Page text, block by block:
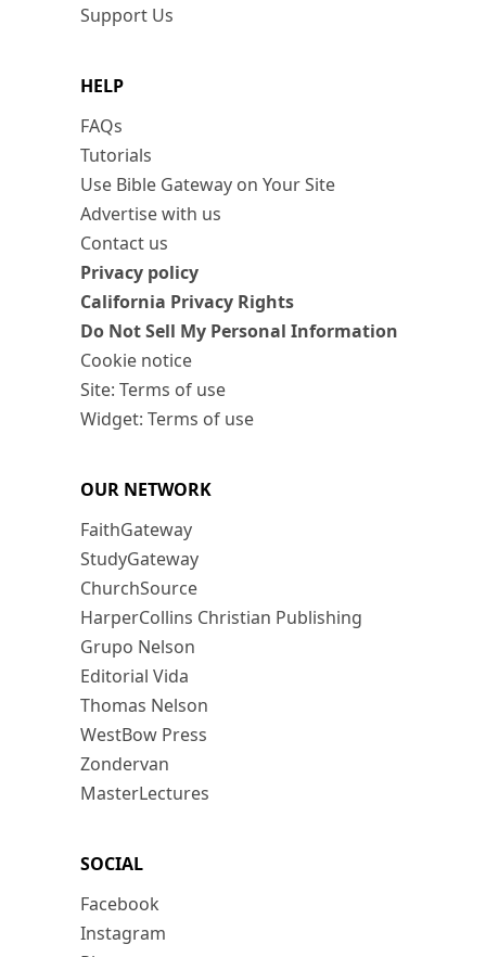
Support Us
HELP
FAQs
Tutorials
Use Bible Gateway on Your Site
Advertise with us
Contact us
Privacy policy
California Privacy Rights
Do Not Sell My Personal Information
Cookie notice
Site: Terms of use
Widget: Terms of use
OUR NETWORK
FaithGateway
StudyGateway
ChurchSource
HarperCollins Christian Publishing
Grupo Nelson
Editorial Vida
Thomas Nelson
WestBow Press
Zondervan
MasterLectures
SOCIAL
Facebook
Instagram